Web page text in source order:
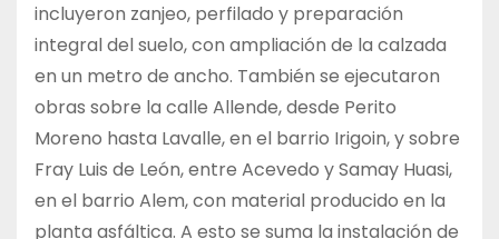
incluyeron zanjeo, perfilado y preparación
integral del suelo, con ampliación de la calzada
en un metro de ancho. También se ejecutaron
obras sobre la calle Allende, desde Perito
Moreno hasta Lavalle, en el barrio Irigoin, y sobre
Fray Luis de León, entre Acevedo y Samay Huasi,
en el barrio Alem, con material producido en la
planta asfáltica. A esto se suma la instalación de